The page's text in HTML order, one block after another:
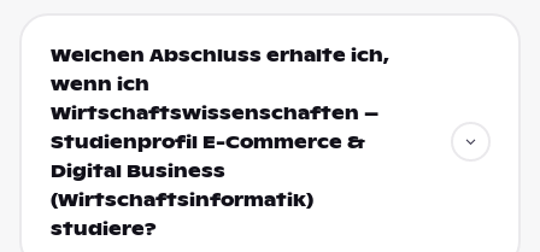
Welchen Abschluss erhalte ich,
wenn ich
Wirtschaftswissenschaften –
Studienprofil E-Commerce &
Digital Business
(Wirtschaftsinformatik)
studiere?